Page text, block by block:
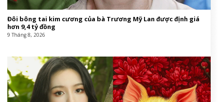
Đôi bông tai kim cương của bà Trương Mỹ Lan được định giá
hơn 9,4 tỷ đồng
9 Tháng 8, 2026